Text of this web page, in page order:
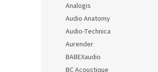
Analogis
Audio Anatomy
Audio-Technica
Aurender
BABEXaudio
BC Acoustique